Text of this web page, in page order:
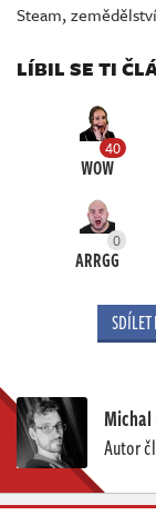
Steam,zemědělství
LÍBIL SE TI
40
WOW
0
ARRGG
Autor